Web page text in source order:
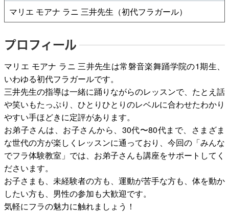
マリエ モアナ ラニ 三井先生（初代フラガール）
プロフィール
マリエ モアナ ラニ 三井先生は常磐音楽舞踊学院の1期生、
いわゆる初代フラガールです。
三井先生の指導は一緒に踊りながらのレッスンで、たとえ話
や笑いもたっぷり、ひとりひとりのレベルに合わせたわかり
やすい手ほどきに定評があります。
お弟子さんは、お子さんから、30代〜80代まで、さまざま
な世代の方が楽しくレッスンに通っており、今回の「みんな
でフラ体験教室」では、お弟子さんも講座をサポートしてく
ださいます。
お子さまも、未経験者の方も、運動が苦手な方も、体を動か
したい方も、男性の参加も大歓迎です。
気軽にフラの魅力に触れましょう！